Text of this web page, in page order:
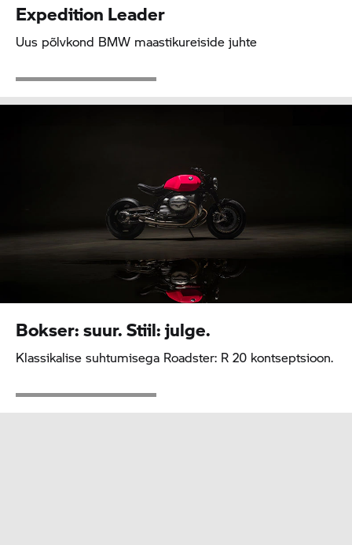
Expedition Leader
Uus põlvkond BMW maastikureiside juhte
Bokser: suur. Stiil: julge.
Klassikalise suhtumisega Roadster: R 20 kontseptsioon.